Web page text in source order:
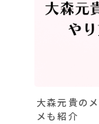
大森元貴の
メも紹介